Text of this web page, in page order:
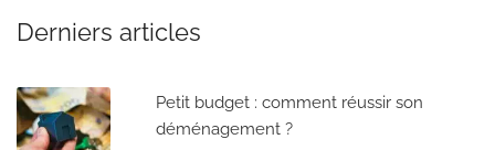
Derniers articles
Petit budget : comment réussir son
déménagement ?